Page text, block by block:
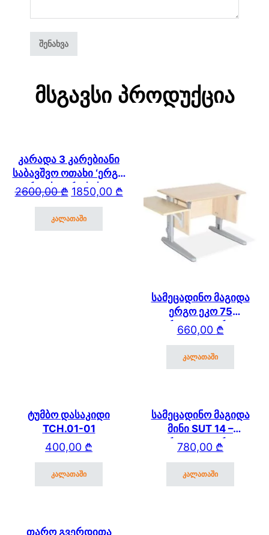
Მსგავსი Პროდუქცია
კარადა 3 კარებიანი
საბავშვო ოთახი ‘ერგო
ვარდისფერი სახლი’
2600,00₾ Original price was: 2600,00 ₾.
1850,00 ₾
Current price is: 1850,00 ₾.
კალათაში
სამეცადინო მაგიდა
ერგო ეკო 75
გვერდითა თაროთი
660,00 ₾
კალათაში
ტუმბო დასაკიდი
TCH.01-01
400,00 ₾
კალათაში
სამეცადინო მაგიდა
მინი SUT 14 –
გვერდითა თაროთი
780,00 ₾
კალათაში
თარო გვერდითა